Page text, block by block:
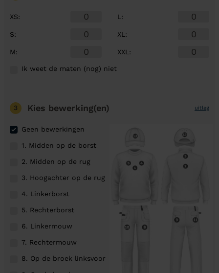
XS:
S:
M:
L :
XL :
XXL :
Ik weet de maten (nog) niet
3 Kies bewerking(en) uitleg
Geen bewerkingen
1. Midden op de borst
2. Midden op de rug
3. Hoogachter op de rug
4. Linkerborst
5. Rechterborst
6. Linkermouw
7. Rechtermouw
8. Op de broek linksvoor